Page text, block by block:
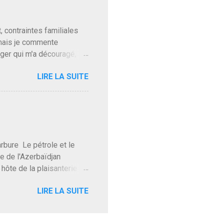
Normandie. Bayrou
contraintes familiales
je commente
qui m'a découragé,
des troupes de Kim Mes
mondiale après
franchement lui en
la gueule de
LIRE LA SUITE
Le pétrole et le
de l'Azerbaïdjan
de la plaisanterie
d'une autre époque est
LIRE LA SUITE